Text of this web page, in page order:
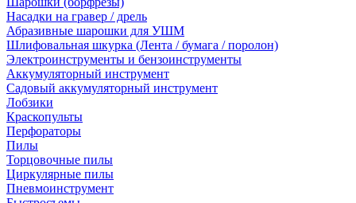
Насадки на гравер / дрель
Абразивные шарошки для УШМ
Шлифовальная шкурка (Лента / бумага / поролон)
Электроинструменты и бензоинструменты
Аккумуляторный инструмент
Садовый аккумуляторный инструмент
Лобзики
Краскопульты
Перфораторы
Пилы
Торцовочные пилы
Циркулярные пилы
Пневмоинструмент